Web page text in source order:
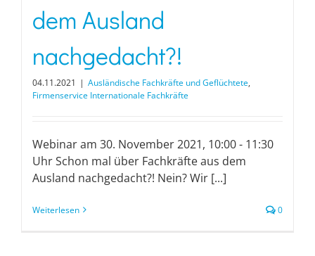
dem Ausland
nachgedacht?!
04.11.2021 | Ausländische Fachkräfte und Geflüchtete,
Firmenservice Internationale Fachkräfte
Webinar am 30. November 2021, 10:00 - 11:30
Uhr Schon mal über Fachkräfte aus dem
Ausland nachgedacht?! Nein? Wir [...]
Weiterlesen 0